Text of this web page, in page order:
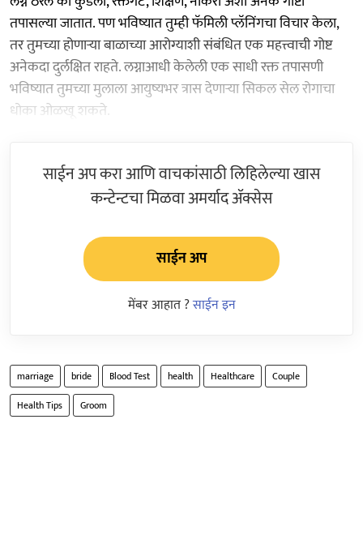
तपासल्या जातात. पण भविष्यात तुम्ही फॅमिली प्लॅनिंगचा विचार केला,
तर तुमच्या होणाऱ्या बाळाच्या आरोग्याशी संबंधित एक महत्त्वाची गोष्ट
अनेकदा दुर्लक्षित राहते. लग्नाआधी केलेली एक साधी रक्त तपासणी
भविष्यात तुमच्या मुलाला आयुष्यभर त्रास देणाऱ्या सिकल सेल रोगाचा
धोका ओळखू शकते.
साईन अप करा आणि वाचकांसाठी लिहिलेल्या खास
कन्टेन्टचा मिळवा अमर्याद ॲक्सेस
साईन अप
मेंबर आहात ?साईन इन
marriage bride Blood Test health Healthcare
Couple
Health Tips
Groom